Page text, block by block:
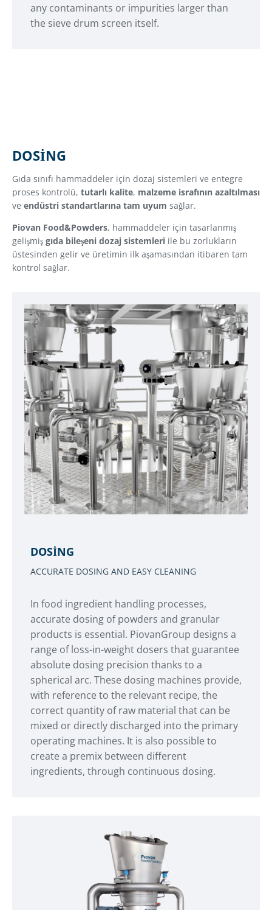
any contaminants or impurities larger than
the sieve drum screen itself.
DOSING
Gıda sınıfı hammaddeler için dozaj sistemleri ve entegre
proses kontrolü, tutarlı kalite, malzeme israfının azaltılması
ve endüstri standartlarına tam uyum sağlar.
Piovan Food&Powders, hammaddeler için tasarlanmış
gelişmiş gıda bileşeni dozaj sistemleri ile bu zorlukların
üstesinden gelir ve üretimin ilk aşamasından itibaren tam
kontrol sağlar.
DOSING
ACCURATE DOSING AND EASY CLEANING
In food ingredient handling processes,
accurate dosing of powders and granular
products is essential. PiovanGroup designs a
range of loss-in-weight dosers that guarantee
absolute dosing precision thanks to a
spherical arc. These dosing machines provide,
with reference to the relevant recipe, the
correct quantity of raw material that can be
mixed or directly discharged into the primary
operating machines. It is also possible to
create a premix between different
ingredients, through continuous dosing.